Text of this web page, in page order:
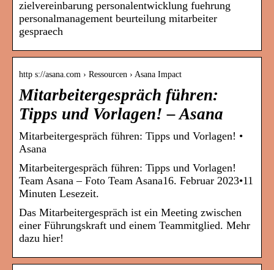
zielvereinbarung personalentwicklung fuehrung
personalmanagement beurteilung mitarbeiter
gespraech
http s://asana.com › Ressourcen › Asana Impact
Mitarbeitergespräch führen:
Tipps und Vorlagen! – Asana
Mitarbeitergespräch führen: Tipps und Vorlagen! •
Asana
Mitarbeitergespräch führen: Tipps und Vorlagen!
Team Asana – Foto Team Asana16. Februar 2023•11
Minuten Lesezeit.
Das Mitarbeitergespräch ist ein Meeting zwischen
einer Führungskraft und einem Teammitglied. Mehr
dazu hier!